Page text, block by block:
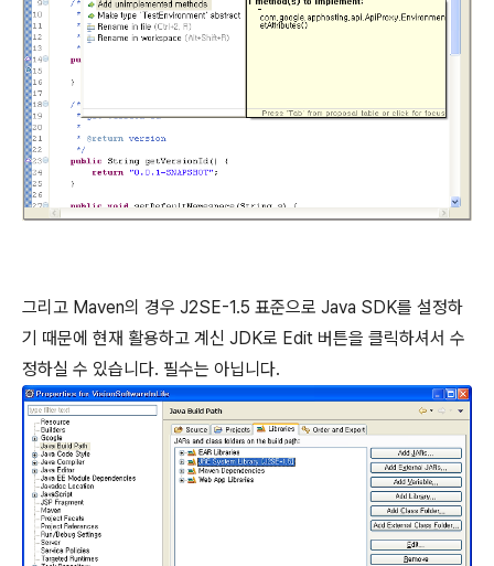
그리고 Maven의 경우 J2SE-1.5 표준으로 Java SDK를 설정하
기 때문에 현재 활용하고 계신 JDK로 Edit 버튼을 클릭하셔서 수
정하실 수 있습니다. 필수는 아닙니다.